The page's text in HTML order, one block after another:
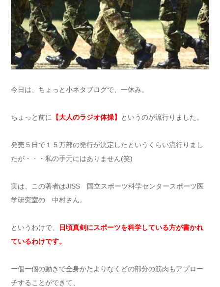
今日は、ちょっと小ネタブログで、一休み。
ちょっと前に 【大人のラジオ体操】 というのが流行りました。
発売５日で１５万部の発行が決定したというくらい流行りまし
たが・・・私の手元にはありません(笑)
実は、この著者はJISS 国立スポーツ科学センタースポーツ医
学研究室の 中村さん。
というわけで、
日頃真剣にスポーツを科学している方が書かれ
ているわけです。
一個一個の動きで全身かたよりなくどの部分の筋肉もアプロー
チすることができて、